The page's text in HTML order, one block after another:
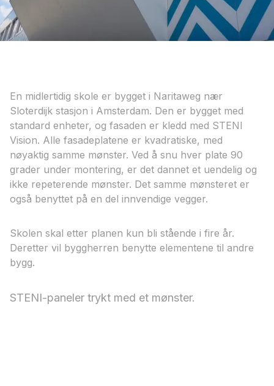
En midlertidig skole er bygget i Naritaweg nær
Sloterdijk stasjon i Amsterdam. Den er bygget med
standard enheter, og fasaden er kledd med STENI
Vision. Alle fasadeplatene er kvadratiske, med
nøyaktig samme mønster. Ved å snu hver plate 90
grader under montering, er det dannet et uendelig og
ikke repeterende mønster. Det samme mønsteret er
også benyttet på en del innvendige vegger.
Skolen skal etter planen kun bli stående i fire år.
Deretter vil byggherren benytte elementene til andre
bygg.
STENI-paneler trykt med et mønster.